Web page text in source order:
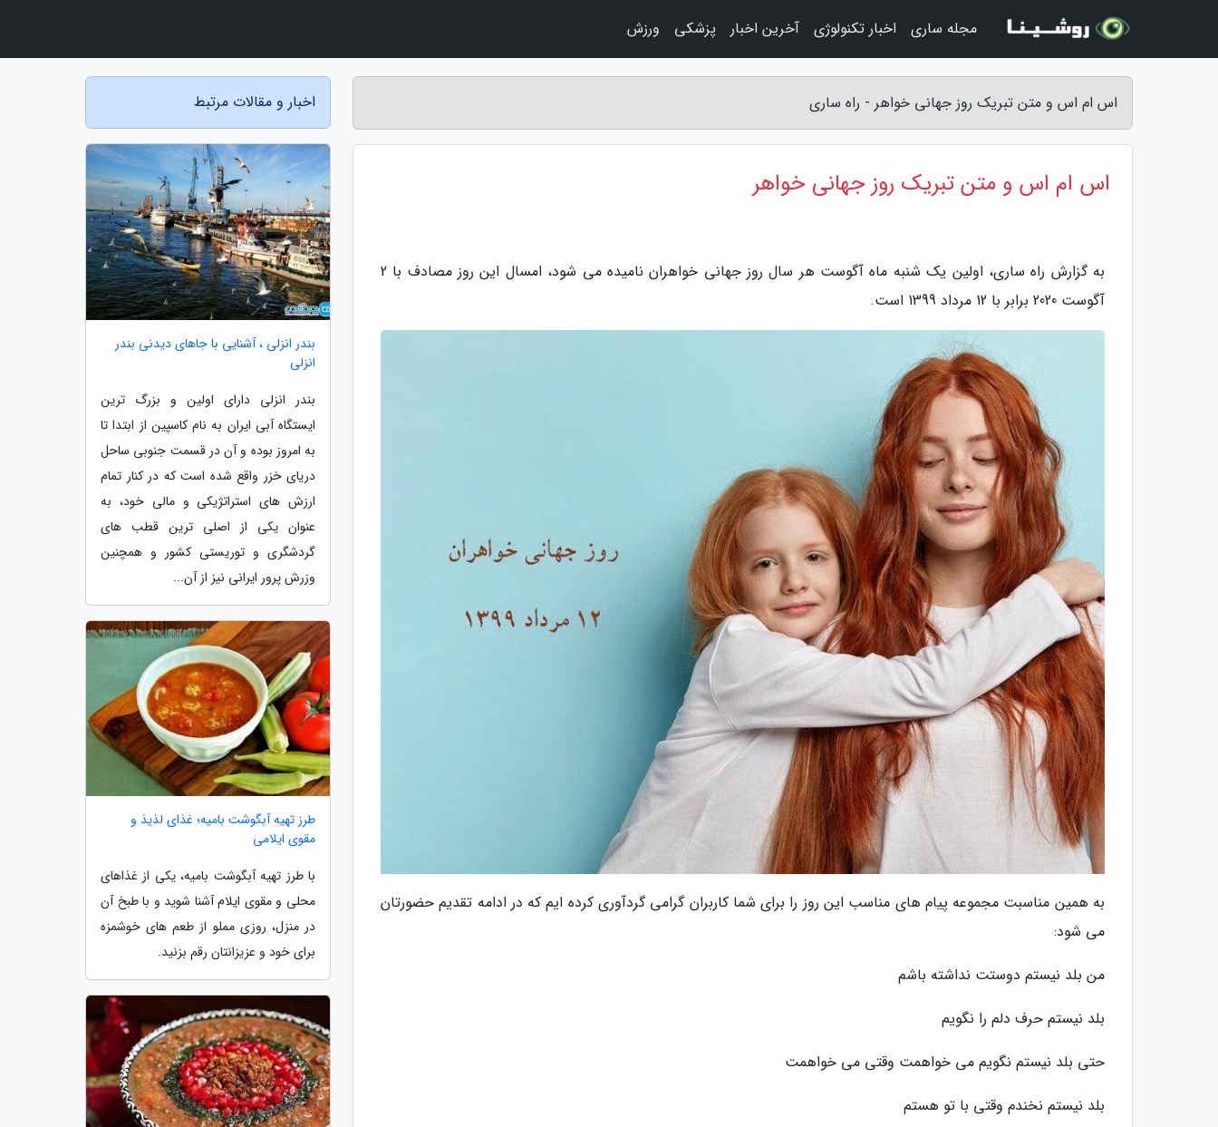
اس ام اس و متن تبریک روز جهانی خواهر - راه ساری
اس ام اس و متن تبریک روز جهانی خواهر
به گزارش راه ساری، اولین یک شنبه ماه آگوست هر سال روز جهانی خواهران نامیده می شود، امسال این روز مصادف با 2
آگوست 2020 برابر با 12 مرداد 1399 است.
به همین مناسبت مجموعه پیام های مناسب این روز را برای شما کاربران گرامی گردآوری کرده ایم که در ادامه تقدیم حضورتان
می شود:
من بلد نیستم دوستت نداشته باشم
بلد نیستم حرف دلم را نگویم
حتی بلد نیستم نگویم می خواهمت وقتی می خواهمت
بلد نیستم نخندم وقتی با تو هستم
اخبار و مقالات مرتبط
بندر انزلی ، آشنایی با جاهای دیدنی بندر
انزلی
بندر انزلی دارای اولین و بزرگ ترین
ایستگاه آبی ایران به نام کاسپین از ابتدا تا
به امروز بوده و آن در قسمت جنوبی ساحل
دریای خزر واقع شده است که در کنار تمام
ارزش های استراتژیکی و مالی خود، به
عنوان یکی از اصلی ترین قطب های
گردشگری و توریستی کشور و همچنین
وزرش پرور ایرانی نیز از آن...
طرز تهیه آبگوشت بامیه؛ غذای لذیذ و
مقوی ایلامی
با طرز تهیه آبگوشت بامیه، یکی از غذاهای
محلی و مقوی ایلام آشنا شوید و با طبخ آن
در منزل، روزی مملو از طعم های خوشمزه
برای خود و عزیزانتان رقم بزنید.
مجله ساری اخبار تکنولوژی آخرین اخبار پزشکی ورزش